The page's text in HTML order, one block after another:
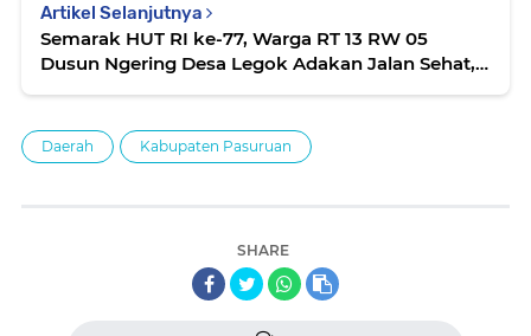
Artikel Selanjutnya
Semarak HUT RI ke-77, Warga RT 13 RW 05
Dusun Ngering Desa Legok Adakan Jalan Sehat,
Daerah Kabupaten Pasuruan
SHARE